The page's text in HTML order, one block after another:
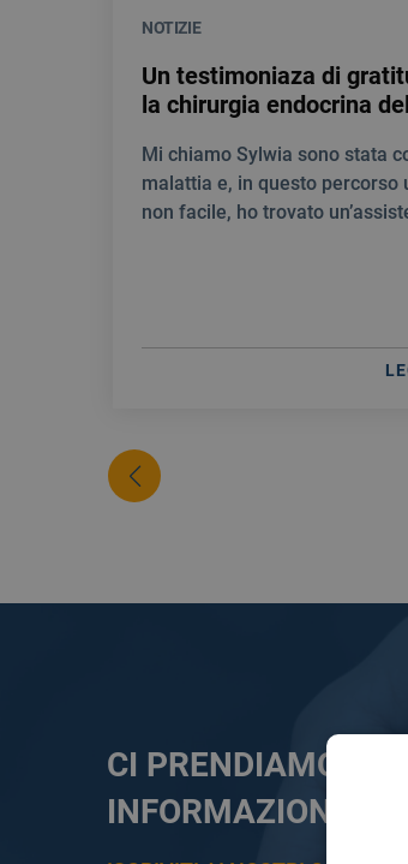
NOTIZIE
Un testimoniaza di
la chirurgia endocrina
Mi chiamo Sylwia sono stata
malattia e, in questo percorso
non facile, ho trovato
CI PRENDIAMO
INFORMAZIONE